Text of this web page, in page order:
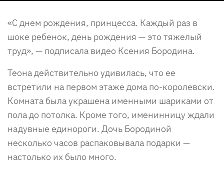
«С днем рождения, принцесса. Каждый раз в
шоке ребенок, день рождения — это тяжелый
труд», — подписала видео Ксения Бородина.
Теона действительно удивилась, что ее
встретили на первом этаже дома по-королевски.
Комната была украшена именными шариками от
пола до потолка. Кроме того, именинницу ждали
надувные единороги. Дочь Бородиной
несколько часов распаковывала подарки —
настолько их было много.